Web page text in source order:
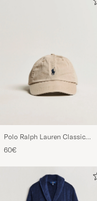
Polo Ralph Lauren Classic
Sports Cap Beige
60€